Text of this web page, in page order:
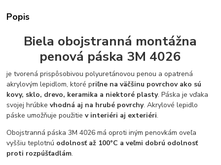
Popis
Biela obojstranná montážna
penová páska 3M 4026
je tvorená prispôsobivou polyuretánovou penou a opatrená
akrylovým lepidlom, ktoré priľne na väčšinu povrchov ako sú
kovy, sklo, drevo, keramika a niektoré plasty. Páska je vďaka
svojej hrúbkevhodná aj na hrubé povrchy. Akrylové lepidlo
páske umožňuje použitiev interiéri aj exteriéri.
Obojstranná páska 3M 4026 má oproti iným penovkám oveľa
vyššiu teplotnú odolnosť až 100°C a veľmi dobrú odolnosť
proti rozpúšťadlám.